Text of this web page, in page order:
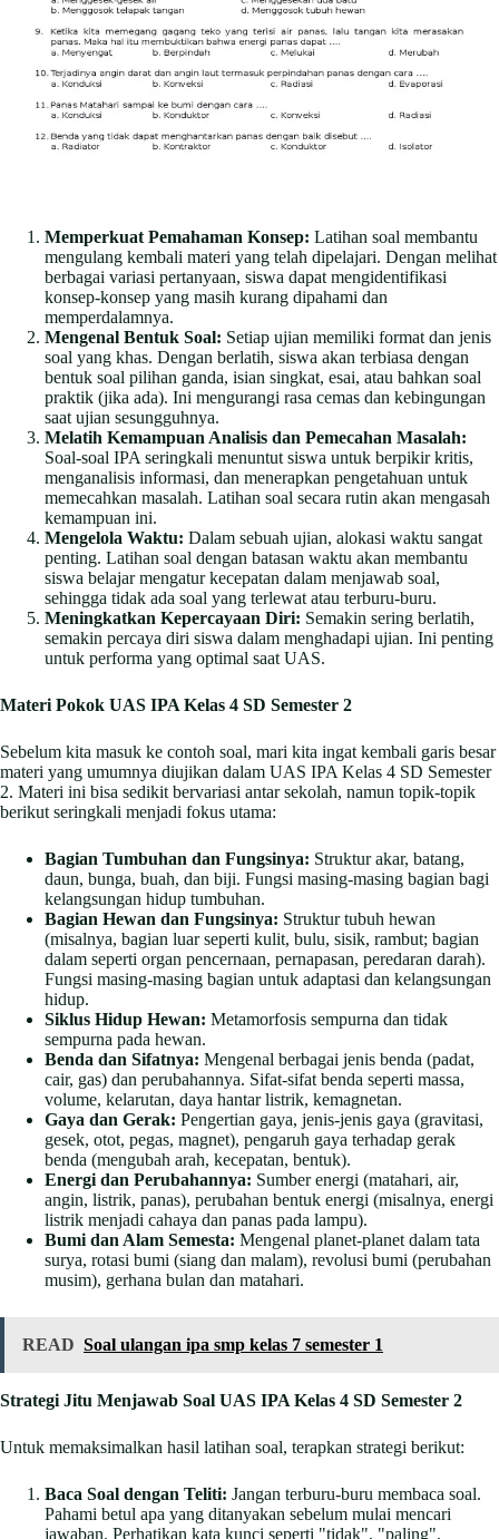
Memperkuat Pemahaman Konsep: Latihan soal membantu
mengulang kembali materi yang telah dipelajari. Dengan melihat
berbagai variasi pertanyaan, siswa dapat mengidentifikasi
konsep-konsep yang masih kurang dipahami dan
memperdalamnya.
Mengenal Bentuk Soal: Setiap ujian memiliki format dan jenis
soal yang khas. Dengan berlatih, siswa akan terbiasa dengan
bentuk soal pilihan ganda, isian singkat, esai, atau bahkan soal
praktik (jika ada). Ini mengurangi rasa cemas dan kebingungan
saat ujian sesungguhnya.
Melatih Kemampuan Analisis dan Pemecahan Masalah:
Soal-soal IPA seringkali menuntut siswa untuk berpikir kritis,
menganalisis informasi, dan menerapkan pengetahuan untuk
memecahkan masalah. Latihan soal secara rutin akan mengasah
kemampuan ini.
Mengelola Waktu: Dalam sebuah ujian, alokasi waktu sangat
penting. Latihan soal dengan batasan waktu akan membantu
siswa belajar mengatur kecepatan dalam menjawab soal,
sehingga tidak ada soal yang terlewat atau terburu-buru.
Meningkatkan Kepercayaan Diri: Semakin sering berlatih,
semakin percaya diri siswa dalam menghadapi ujian. Ini penting
untuk performa yang optimal saat UAS.
Materi Pokok UAS IPA Kelas 4 SD Semester 2
Sebelum kita masuk ke contoh soal, mari kita ingat kembali garis besar
materi yang umumnya diujikan dalam UAS IPA Kelas 4 SD Semester
2. Materi ini bisa sedikit bervariasi antar sekolah, namun topik-topik
berikut seringkali menjadi fokus utama:
Bagian Tumbuhan dan Fungsinya: Struktur akar, batang,
daun, bunga, buah, dan biji. Fungsi masing-masing bagian bagi
kelangsungan hidup tumbuhan.
Bagian Hewan dan Fungsinya: Struktur tubuh hewan
(misalnya, bagian luar seperti kulit, bulu, sisik, rambut; bagian
dalam seperti organ pencernaan, pernapasan, peredaran darah).
Fungsi masing-masing bagian untuk adaptasi dan kelangsungan
hidup.
Siklus Hidup Hewan: Metamorfosis sempurna dan tidak
sempurna pada hewan.
Benda dan Sifatnya: Mengenal berbagai jenis benda (padat,
cair, gas) dan perubahannya. Sifat-sifat benda seperti massa,
volume, kelarutan, daya hantar listrik, kemagnetan.
Gaya dan Gerak: Pengertian gaya, jenis-jenis gaya (gravitasi,
gesek, otot, pegas, magnet), pengaruh gaya terhadap gerak
benda (mengubah arah, kecepatan, bentuk).
Energi dan Perubahannya: Sumber energi (matahari, air,
angin, listrik, panas), perubahan bentuk energi (misalnya, energi
listrik menjadi cahaya dan panas pada lampu).
Bumi dan Alam Semesta: Mengenal planet-planet dalam tata
surya, rotasi bumi (siang dan malam), revolusi bumi (perubahan
musim), gerhana bulan dan matahari.
READ Soal ulangan ipa smp kelas 7 semester 1
Strategi Jitu Menjawab Soal UAS IPA Kelas 4 SD Semester 2
Untuk memaksimalkan hasil latihan soal, terapkan strategi berikut:
Baca Soal dengan Teliti: Jangan terburu-buru membaca soal.
Pahami betul apa yang ditanyakan sebelum mulai mencari
jawaban. Perhatikan kata kunci seperti "tidak", "paling",